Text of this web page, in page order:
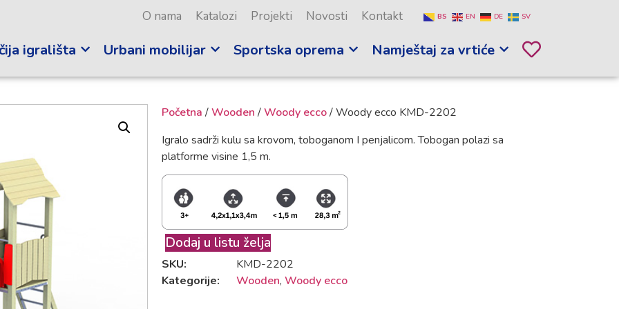
O nama Katalozi Projekti Novosti Kontakt BS EN DE SV
igrališta Urbani mobilijar Sportska oprema Namještaj za vrtiće
Početna /Wooden /Woody ecco/ Woody ecco KMD-2202
Igralo sadrži kulu sa krovom, toboganom I penjalicom. Tobogan polazi sa
platforme visine 1,5 m.
Dodaj u listu želja
SKU:
KMD-2202
Kategorije:
Wooden, Woody ecco